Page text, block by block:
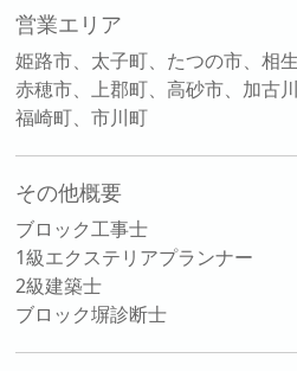
営業エリア
姫路市、太子町、たつの市、相
赤穂市、上郡町、高砂市、加古
福崎町、市川町
その他概要
ブロック工事士
1級エクステリアプランナー
2級建築士
ブロック塀診断士